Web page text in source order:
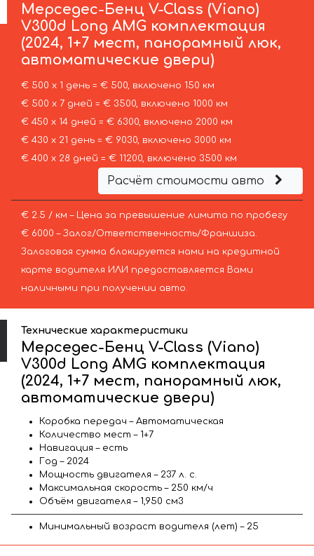
Мерседес-Бенц V-Class (Viano)
V300d Long AMG комплектация
(2024, 1+7 мест, панорамный люк,
автоматические двери)
€ 500 х 1 день = € 500, включено 150 км
€ 500 х 7 дней = € 3500, включено 1000 км
€ 450 х 14 дней = € 6300, включено 2000 км
€ 430 х 21 день = € 9030, включено 3000 км
€ 400 х 28 дней = € 11200, включено 3500 км
Расчёт стоимости авто
€ 2.5 / км – Цена за превышение лимита по пробегу
€ 6000 – Залог/Ответственность/Франшиза.
Залоговая сумма блокируется нами на кредитной
карте водителя ИЛИ предоставляется Вами
наличными при получении авто.
Технические характеристики
Мерседес-Бенц V-Class (Viano)
V300d Long AMG комплектация
(2024, 1+7 мест, панорамный люк,
автоматические двери)
Коробка передач – Автоматическая
Количество мест – 1+7
Навигация – есть
Год – 2024
Мощность двигателя – 237 л. с.
Максимальная скорость – 250 км/ч
Объём двигателя – 1,950 см3
Минимальный возраст водителя (лет) – 25